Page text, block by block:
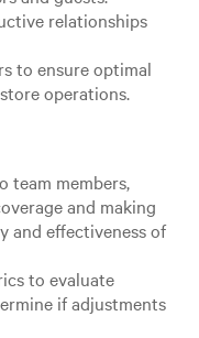
relationships
to ensure optimal
operations.
team members,
and making
and effectiveness of
to evaluate
if adjustments